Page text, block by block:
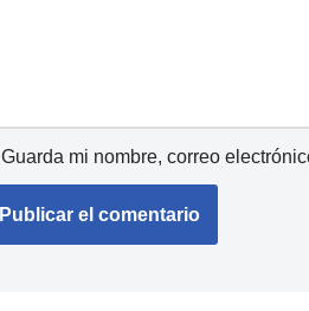
Guarda mi nombre, correo